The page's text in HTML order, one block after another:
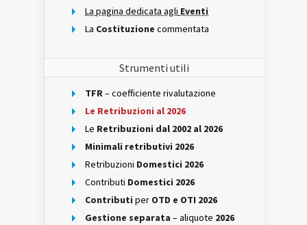
La pagina dedicata agli Eventi
La Costituzione commentata
Strumenti utili
TFR– coefficiente rivalutazione
Le Retribuzioni al 2026
Le Retribuzioni dal 2002 al 2026
Minimali retributivi 2026
Retribuzioni Domestici 2026
Contributi Domestici 2026
Contributi per OTD e OTI 2026
Gestione separata – aliquote 2026